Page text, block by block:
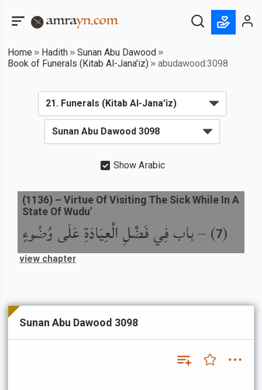
Home Hadith
Sunan Abu Dawood
Book of Funerals (Kitab Al-Jana'iz)
abudawood:3098
Show Arabic
(
7
) –باب فِي فَضْلِ الْعِيَادَةِ عَلَى وُضُوءٍ
(1136) – Virtue Of Visiting The Sick While In A
State Of Wudu'
view chapter
Sunan Abu Dawood 3098